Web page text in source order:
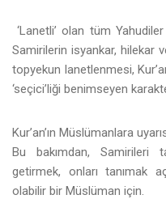
‘Lanetli’ olan tüm
Samirilerin isyankar, hilekar
topyekun lanetlenmesi,
‘seçici’liği benimseyen
Kur’an’ın Müslümanlara
Bu bakımdan, Samirileri
getirmek, onları tanımak
olabilir bir Müslüman için.